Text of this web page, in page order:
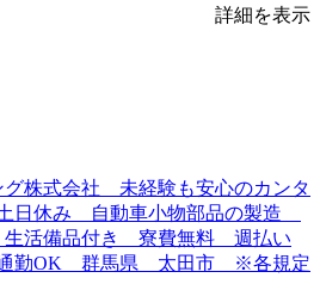
詳細を表示